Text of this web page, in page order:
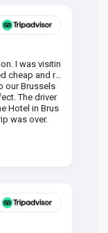
I was visitin
cheap and re
our Brussels
The driver
Hotel in Brus
was over.